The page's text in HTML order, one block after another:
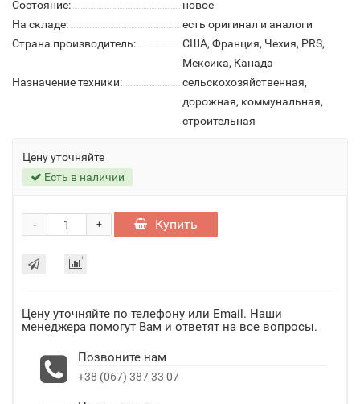
Состояние:
новое
На складе:
есть оригинал и аналоги
Страна производитель:
США, Франция, Чехия, PRS,
Мексика, Канада
Назначение техники:
сельскохозяйственная,
дорожная, коммунальная,
строительная
Цену уточняйте
Есть в наличии
+
- Купить
Цену уточняйте по телефону или Email. Наши
менеджера помогут Вам и ответят на все вопросы.
Позвоните нам
+38 (067) 387 33 07